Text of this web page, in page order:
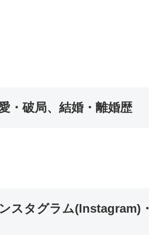
・破局、結婚・離婚歴
スタグラム(Instagram)・